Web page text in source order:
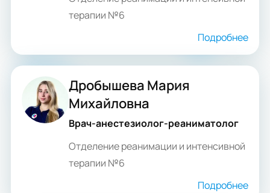
терапии №6
Подробнее
Дробышева Мария
Михайловна
Врач-анестезиолог-реаниматолог
Отделение реанимации и интенсивной
терапии №6
Подробнее